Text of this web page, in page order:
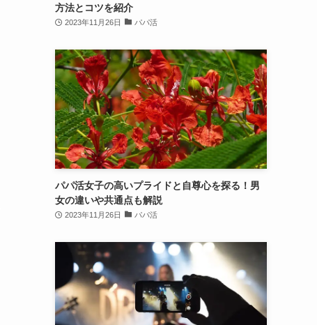
方法とコツを紹介
2023年11月26日 パパ活
パパ活女子の高いプライドと自尊心を探る！男
女の違いや共通点も解説
2023年11月26日 パパ活